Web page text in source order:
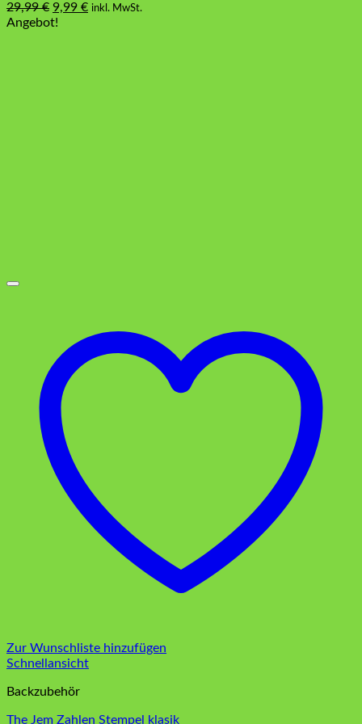
29,99€ Ursprünglicher
Preis
9,99 €Aktueller
inkl. MwSt.
Angebot!
Zur Wunschliste hinzufügen
Schnellansicht
Backzubehör
The Jem Zahlen Stempel klasik